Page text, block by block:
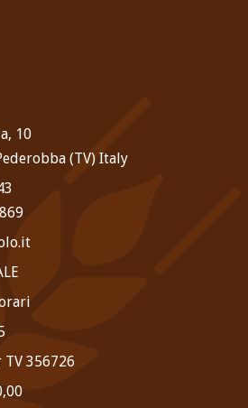
10
(TV) Italy
TV 356726